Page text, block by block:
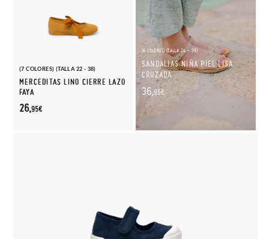
(7 COLORES) (TALLA 22 - 38)
MERCEDITAS LINO CIERRE LAZO
FAYA
26,95€
(6 COLORES) (TALLA 24 - 39)
SANDALIAS NIÑA PIEL LISA
CRUZADA
36, 95€